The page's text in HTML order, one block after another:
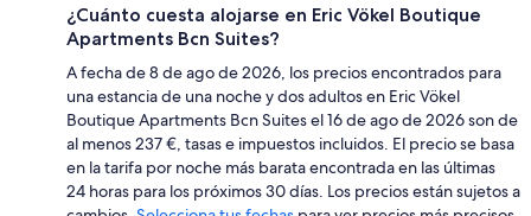
¿Cuánto cuesta alojarse en Eric Vökel Boutique
Apartments Bcn Suites?
A fecha de 8 de ago de 2026, los precios encontrados para
una estancia de una noche y dos adultos en Eric Vökel
Boutique Apartments Bcn Suites el 16 de ago de 2026 son de
al menos 237 €, tasas e impuestos incluidos. El precio se basa
en la tarifa por noche más barata encontrada en las últimas
24 horas para los próximos 30 días. Los precios están sujetos a